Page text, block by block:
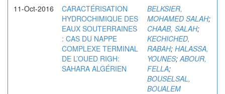
11-Oct-2016
CARACTÉRISATION
HYDROCHIMIQUE DES
EAUX SOUTERRAINES
: CAS DU NAPPE
COMPLEXE TERMINAL
DE L’OUED RIGH:
SAHARA ALGÉRIEN
BELKSIER,
MOHAMED SALAH;
CHAAB, SALAH;
KECHICHED,
RABAH; HALASSA,
YOUNES;ABOUR,
FELLA;
BOUSELSAL,
BOUALEM